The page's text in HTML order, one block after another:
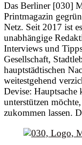
Das Berliner [030]
Printmagazin
Netz. Seit 2017 ist
unabhängige
Interviews und
Gesellschaft,
hauptstädtischen
weitestgehend
Devise: Hauptsache
unterstützen
zukommen lassen.